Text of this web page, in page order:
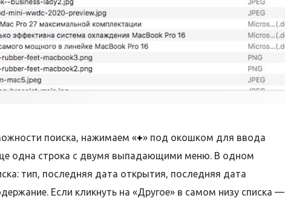
поиска, нажимаем «+» под окошком для ввода
одна строка с двумя выпадающими меню. В одном
тип, последняя дата открытия, последняя дата
Если кликнуть на «Другое» в самом низу списка —